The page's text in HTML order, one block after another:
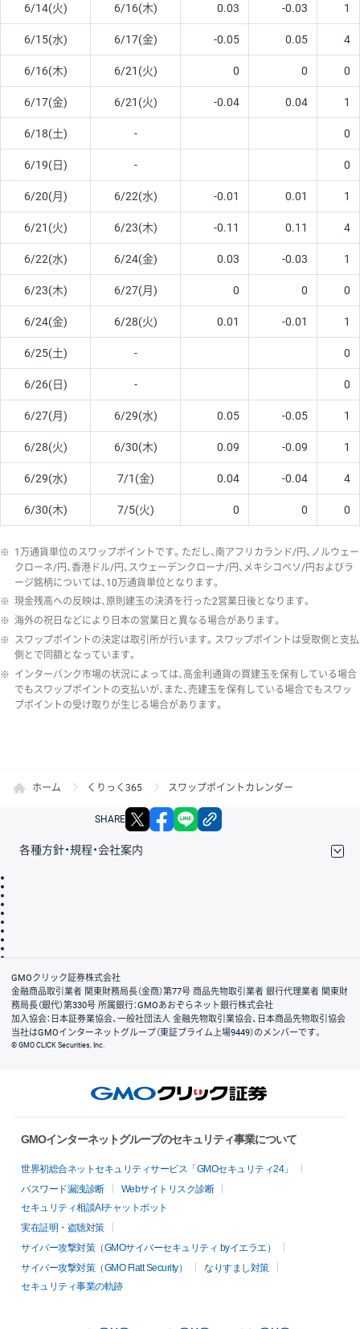
6/14(火) 6/16(木) 0.03 -0.03 1
6/15(水) 6/17(金) -0.05 0.05 4
6/16(木) 6/21(火) 0 0 0
6/17(金) 6/21(火) -0.04 0.04 1
6/18(土) - 0
6/19(日) - 0
6/20(月) 6/22(水) -0.01 0.01 1
6/21(火) 6/23(木) -0.11 0.11 4
6/22(水) 6/24(金) 0.03 -0.03 1
6/23(木) 6/27(月) 0 0 0
6/24(金) 6/28(火) 0.01 -0.01 1
6/25(土) - 0
6/26(日) - 0
6/27(月) 6/29(水) 0.05 -0.05 1
6/28(火) 6/30(木) 0.09 -0.09 1
6/29(水) 7/1(金) 0.04 -0.04 4
6/30(木) 7/5(火) 0 0 0
※ 1万通貨単位のスワップポイントです。ただし、南アフリカランド/円、ノルウェー
クローネ/円、香港ドル/円、スウェーデンクローナ/円、メキシコペソ/円およびラ
ージ銘柄については、10万通貨単位となります。
※ 現金残高への反映は、原則建玉の決済を行った2営業日後となります。
※ 海外の祝日などにより日本の営業日と異なる場合があります。
※ スワップポイントの決定は取引所が行います。スワップポイントは受取側と支払
側とで同額となっています。
※ インターバンク市場の状況によっては、高金利通貨の買建玉を保有している場合
でもスワップポイントの支払いが、また、売建玉を保有している場合でもスワッ
プポイントの受け取りが生じる場合があります。
ホーム くりっく365 スワップポイントカレンダー
SHARE X facebook
各種方針・規程・会社案内
会社案内
GMOクリック証券株式会社
金融商品取引業者 関東財務局長（金商）第77号 商品先物取引業者 銀行代理業者 関東財
務局長（銀代）第330号 所属銀行：GMOあおぞらネット銀行株式会社
加入協会：日本証券業協会、一般社団法人 金融先物取引業協会、日本商品先物取引協会
当社はGMOインターネットグループ（東証プライム上場9449）のメンバーです。
© GMO CLICK Securities, Inc.
GMOインターネットグループのセキュリティ事業について
世界初総合ネットセキュリティサービス「GMOセキュリティ24」
パスワード漏洩診断
Webサイトリスク診断
セキュリティ相談AIチャットボット
実在証明・盗聴対策
サイバー攻撃対策（GMOサイバーセキュリティ byイエラエ）
サイバー攻撃対策（GMO Flatt Security）
なりすまし対策
セキュリティ事業の軌跡